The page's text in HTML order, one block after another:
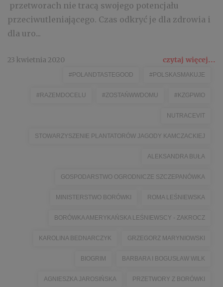
przetworach nie tracą swojego potencjału
przeciwutleniającego. Czas odkryć je dla zdrowia i
dla uro...
23 kwietnia 2020 czytaj więcej...
#POLANDTASTEGOOD #POLSKASMAKUJE
#RAZEMDOCELU #ZOSTAŃWWDOMU #KZGPWIO
NUTRACEVIT
STOWARZYSZENIE PLANTATORÓW JAGODY KAMCZACKIEJ
ALEKSANDRA BUŁA
GOSPODARSTWO OGRODNICZE SZCZEPANÓWKA
MINISTERSTWO BORÓWKI ROMA LEŚNIEWSKA
BORÓWKA AMERYKAŃSKA LEŚNIEWSCY - ZAKROCZ
KAROLINA BEDNARCZYK GRZEGORZ MARYNIOWSKI
BIOGRIM BARBARA I BOGUSŁAW WILK
AGNIESZKA JAROSIŃSKA PRZETWORY Z BORÓWKI